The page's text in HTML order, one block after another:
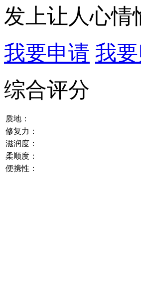
发上让人心情
我要申请 我
综合评分
质地：
修复力：
滋润度：
柔顺度：
便携性：